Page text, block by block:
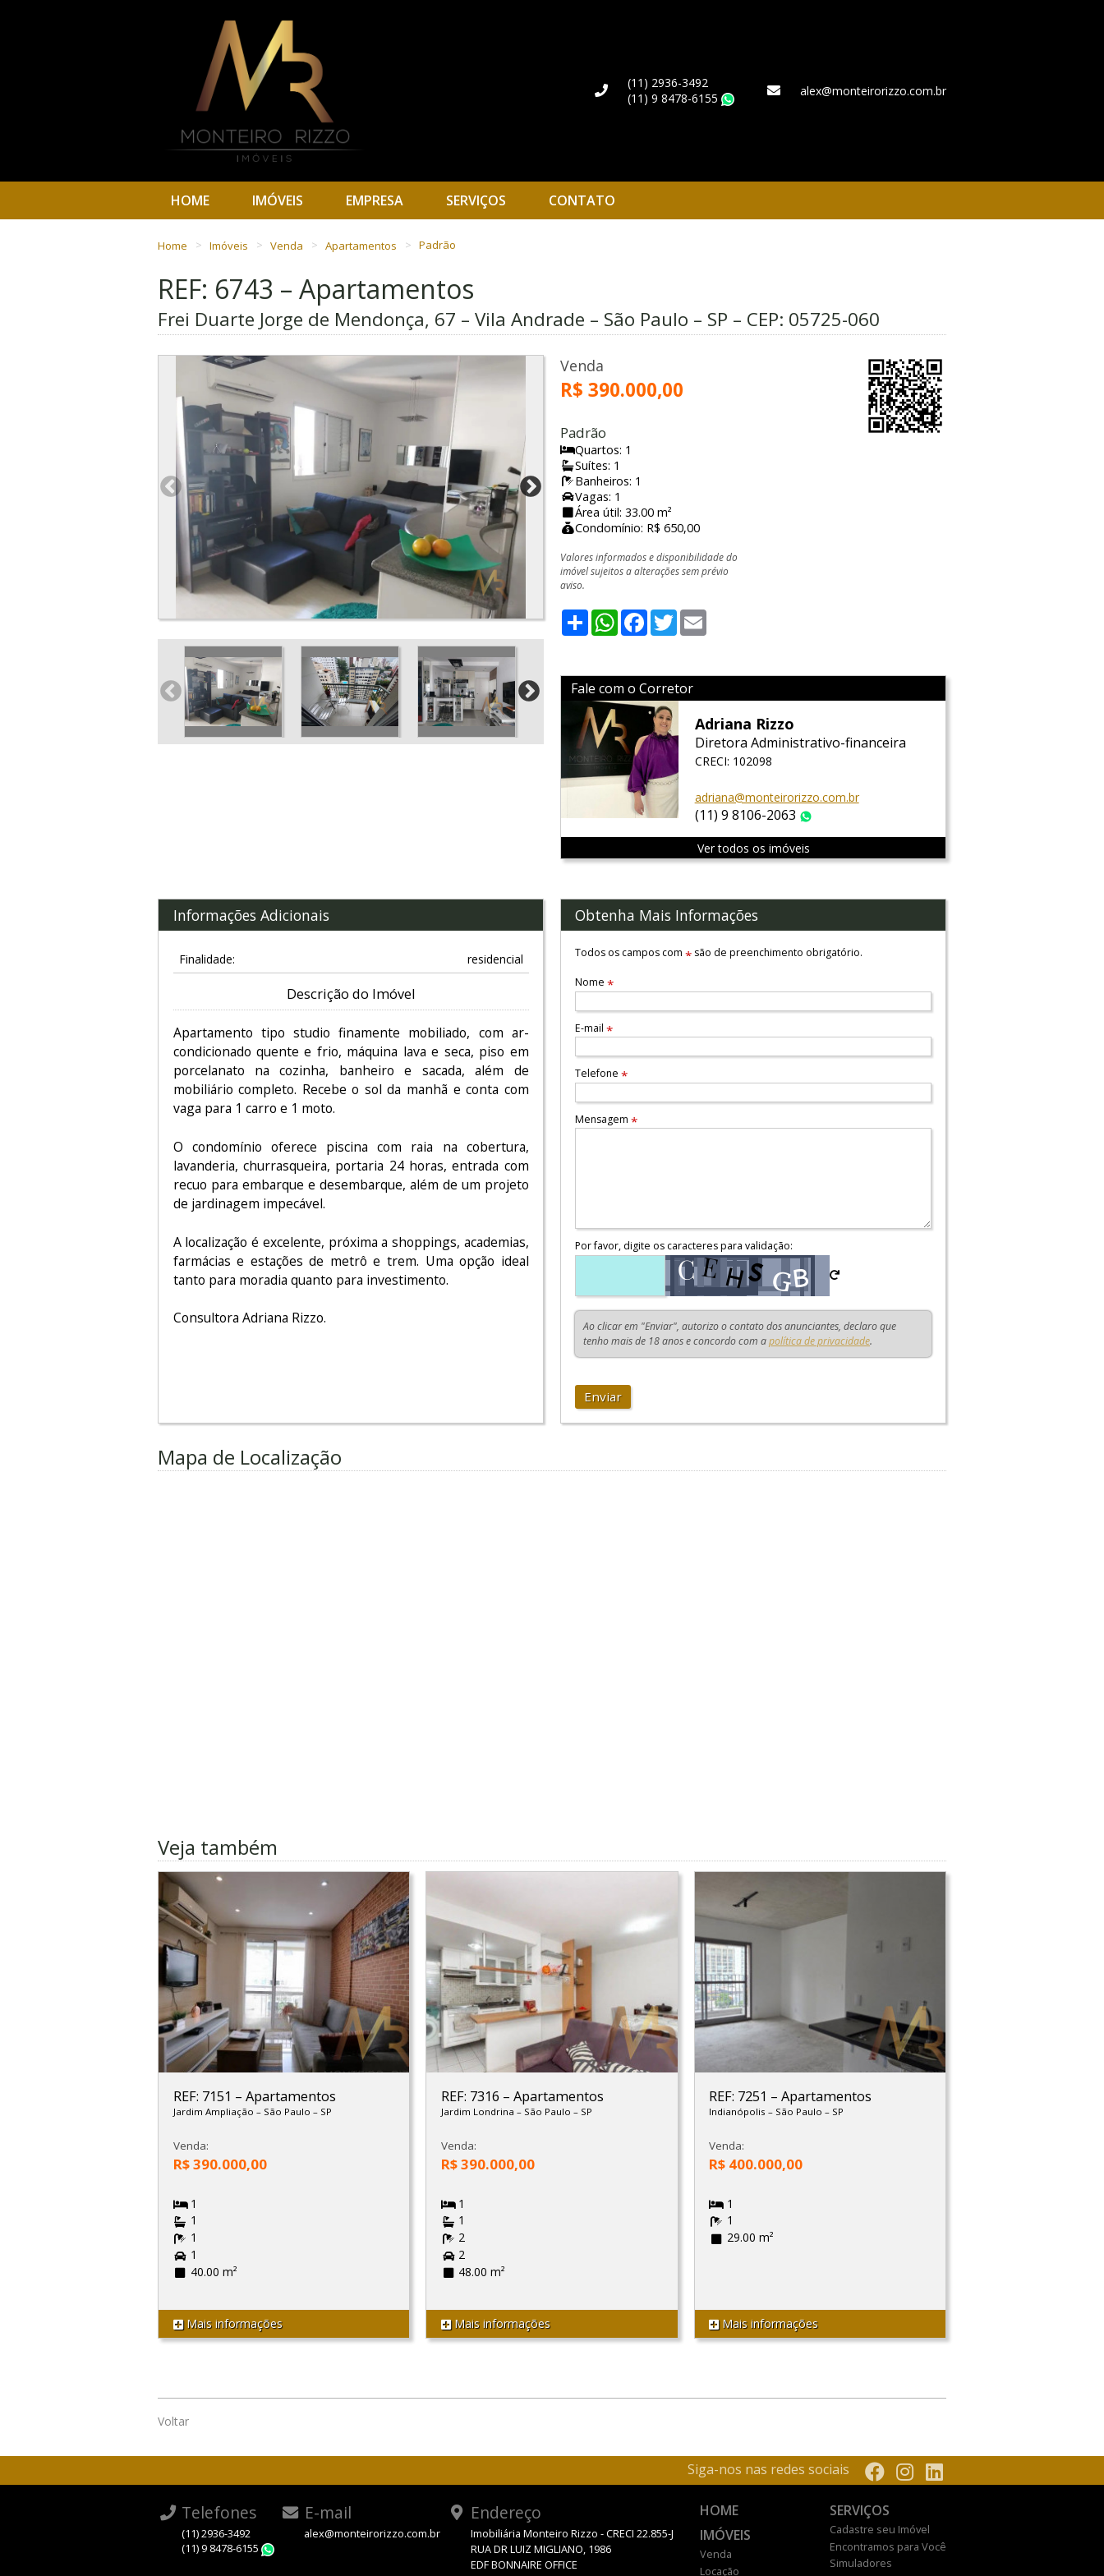
(11) 2936-3492
(11) 9 8478-6155
alex@monteirorizzo.com.br
HOME IMÓVEIS EMPRESA SERVIÇOS CONTATO
Home Imóveis Venda Apartamentos Padrão
REF: 6743 – Apartamentos
Frei Duarte Jorge de Mendonça, 67 – Vila Andrade – São Paulo – SP – CEP: 05725-060
Venda
R$ 390.000,00
Padrão
Quartos: 1
Suítes: 1
Banheiros: 1
Vagas: 1
Área útil: 33.00 m²
Condomínio: R$ 650,00
Valores informados e disponibilidade do
imóvel sujeitos a alterações sem prévio
aviso.
ShareWhatsApp
Facebook
Twitter
Fale com o Corretor
Adriana Rizzo
Diretora Administrativo-financeira
CRECI: 102098
adriana@monteirorizzo.com.br
(11) 9 8106-2063
Ver todos os imóveis
Informações Adicionais
Finalidade: residencial
Descrição do Imóvel
Apartamento tipo studio finamente mobiliado, com ar-
condicionado quente e frio, máquina lava e seca, piso em
porcelanato na cozinha, banheiro e sacada, além de
mobiliário completo. Recebe o sol da manhã e conta com
vaga para 1 carro e 1 moto.
O condomínio oferece piscina com raia na cobertura,
lavanderia, churrasqueira, portaria 24 horas, entrada com
recuo para embarque e desembarque, além de um projeto
de jardinagem impecável.
A localização é excelente, próxima a shoppings, academias,
farmácias e estações de metrô e trem. Uma opção ideal
tanto para moradia quanto para investimento.
Consultora Adriana Rizzo.
Obtenha Mais Informações
Todos os campos com* são de preenchimento obrigatório.
Nome*
E-mail*
Telefone*
Mensagem*
Por favor, digite os caracteres para validação:
Ao clicar em "Enviar", autorizo o contato dos anunciantes, declaro que
tenho mais de 18 anos e concordo com apolítica de privacidade.
Enviar
Mapa de Localização
Veja também
REF: 7151 – Apartamentos
Jardim Ampliação – São Paulo – SP
Venda:
R$ 390.000,00
1
1
1
1
40.00 m²
Mais informações
REF: 7316 – Apartamentos
Jardim Londrina – São Paulo – SP
Venda:
R$ 390.000,00
1
1
2
2
48.00 m²
Mais informações
REF: 7251 –Apartamentos
Indianópolis– São Paulo– SP
Venda:
R$ 400.000,00
1
1
29.00 m²
Mais informações
Voltar
Siga-nos nas redes sociais
Telefones
(11) 2936-3492
(11) 9 8478-6155
E-mail
alex@monteirorizzo.com.br
Endereço
Imobiliária Monteiro Rizzo - CRECI 22.855-J
RUA DR LUIZ MIGLIANO, 1986
EDF BONNAIRE OFFICE
HOME
IMÓVEIS
Venda
Locação
SERVIÇOS
Cadastre seu Imóvel
Encontramos para Você
Simuladores